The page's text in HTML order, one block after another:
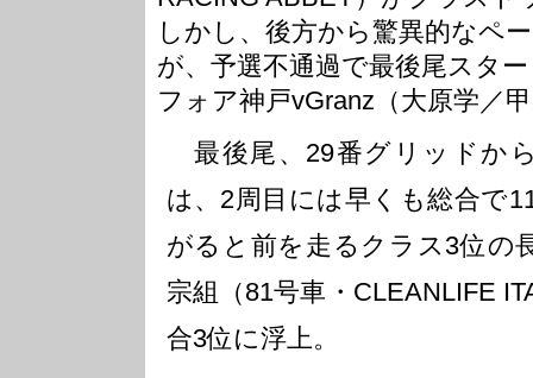
しかし、後方から驚異的なペ
が、予選不通過で最後尾スタ
フォア神戸vGranz（大原学／
最後尾、29番グリッドか
は、2周目には早くも総合で
がると前を走るクラス3位の
宗組（81号車・CLEANLIFE
合3位に浮上。